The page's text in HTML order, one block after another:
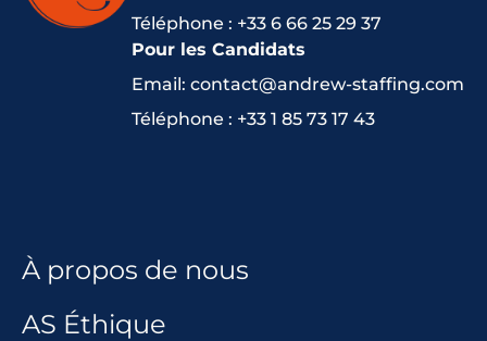
Téléphone : +33 6 66 25 29 37
Pour les Candidats
Email: contact@andrew-staffing.com
Téléphone : +33 1 85 73 17 43
À propos de nous
AS Éthique